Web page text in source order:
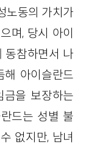
노동의 가치가
며, 당시 아이
동참하면서 나
해 아이슬란드
을 보장하는
드는 성별 불
없지만, 남녀